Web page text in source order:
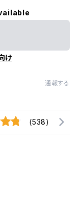
け
通報する
(538)